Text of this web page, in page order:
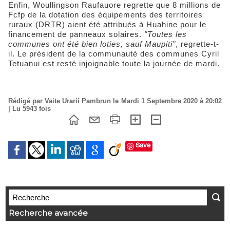
Enfin, Woullingson Raufauore regrette que 8 millions de
Fcfp de la dotation des équipements des territoires
ruraux (DRTR) aient été attribués à Huahine pour le
financement de panneaux solaires. "Toutes les
communes ont été bien loties, sauf Maupiti", regrette-t-
il. Le président de la communauté des communes Cyril
Tetuanui est resté injoignable toute la journée de mardi.
Rédigé par Vaite Urarii Pambrun le Mardi 1 Septembre 2020 à 20:02
| Lu 5943 fois
Save
Recherche avancée